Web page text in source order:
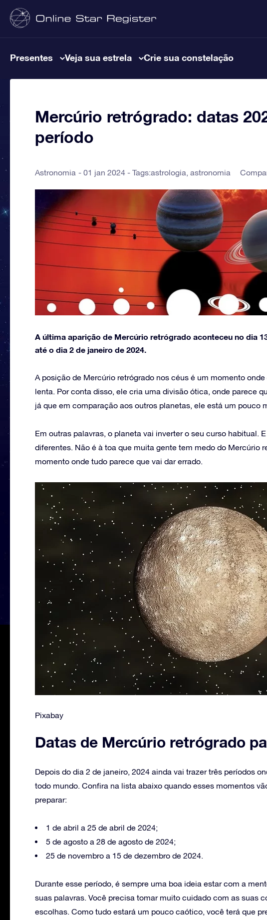
Presentes Veja sua estrela Crie sua constelação
Mercúrio retrógrado: datas
período
Astronomia 01 jan 2024 - Tags:astrologia, astronomia
A última aparição de Mercúrio retrógrado aconteceu no dia
até o dia 2 de janeiro de 2024.
A posição de Mercúrio retrógrado nos céus é um momento
lenta. Por conta disso, ele cria uma divisão ótica, onde parece
já que em comparação aos outros planetas, ele está um pouco
Em outras palavras, o planeta vai inverter o seu curso habitual.
diferentes. Não é à toa que muita gente tem medo do Mercúrio
momento onde tudo parece que vai dar errado.
Pixabay
Datas de Mercúrio retrógrado
Depois do dia 2 de janeiro, 2024 ainda vai trazer três períodos
todo mundo. Confira na lista abaixo quando esses momentos
preparar:
1 de abril a 25 de abril de 2024;
5 de agosto a 28 de agosto de 2024;
25 de novembro a 15 de dezembro de 2024.
Durante esse período, é sempre uma boa ideia estar com a
suas palavras. Você precisa tomar muito cuidado com as suas
escolhas. Como tudo estará um pouco caótico, você terá que